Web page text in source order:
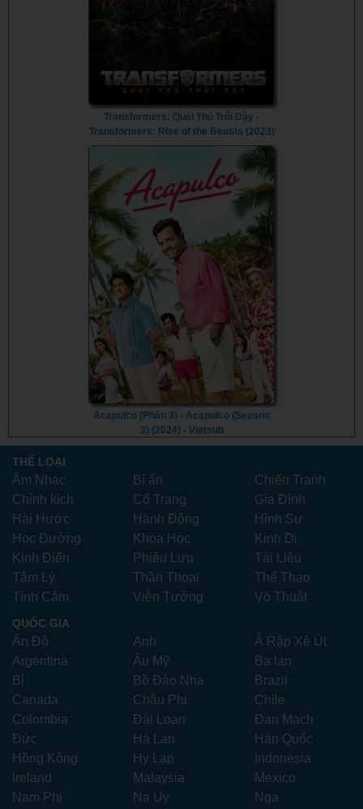
Transformers: Quái Thú Trỗi Dậy -
Transformers: Rise of the Beasts (2023)
- Vietsub
Acapulco (Phần 3) - Acapulco (Season
3) (2024) - Vietsub
THỂ LOẠI
Âm Nhạc Bí ẩn
Chiến Tranh
Chính kịch
Cổ Trang
Gia Đình
Hài Hước
Hành Động
Hình Sự
Học Đường
Khoa Học
Kinh Dị
Kinh Điển
Phiêu Lưu
Tài Liệu
Tâm Lý
Thần Thoại
Thể Thao
Tình Cảm
Viễn Tưởng Võ Thuật
QUỐC GIA
Ấn Độ Anh
Ả Rập Xê Út
Argentina
Âu Mỹ
Ba lan
Bỉ
Bồ Đào Nha
Brazil
Canada
Châu Phi
Chile
Colombia
Đài Loan
Đan Mạch
Đức
Hà Lan
Hàn Quốc
Hồng Kông
Hy Lạp
Indonesia
Ireland
Malaysia
Mexico
Nam Phi
Na Uy Nga